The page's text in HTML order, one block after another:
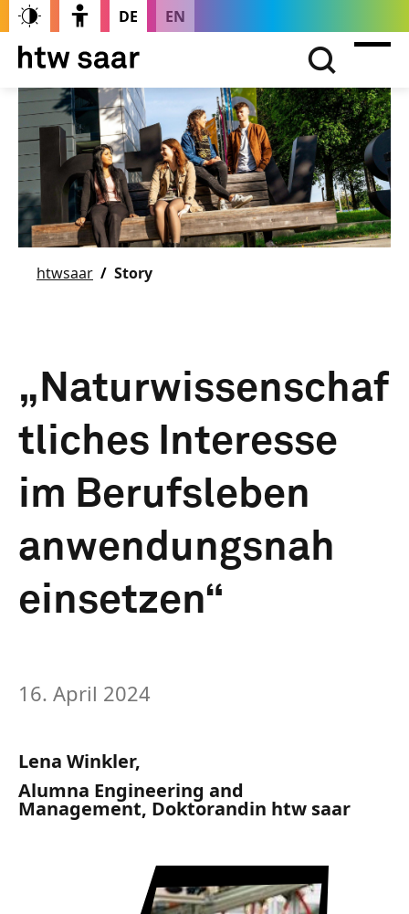
DE EN
htwsaar Story
„Naturwissenschaf
tliches Interesse
im Berufsleben
anwendungsnah
einsetzen“
16. April 2024
Lena Winkler,
Alumna Engineering and
Management, Doktorandin htw saar